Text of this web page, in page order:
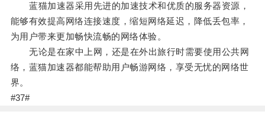
蓝猫加速器采用先进的加速技术和优质的服务器资源，
能够有效提高网络连接速度，缩短网络延迟，降低丢包率，
为用户带来更加畅快流畅的网络体验。
无论是在家中上网，还是在外出旅行时需要使用公共网
络，蓝猫加速器都能帮助用户畅游网络，享受无忧的网络世
界。
#37#